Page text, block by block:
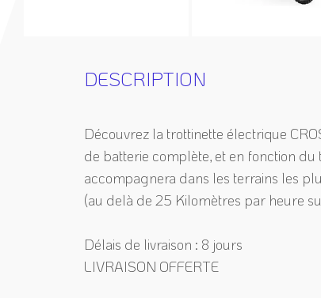
DESCRIPTION
Découvrez la trottinette électrique
de batterie complète, et en fonction
accompagnera dans les terrains les
(au delà de 25 Kilomètres par heure
Délais de livraison : 8 jours
LIVRAISON OFFERTE